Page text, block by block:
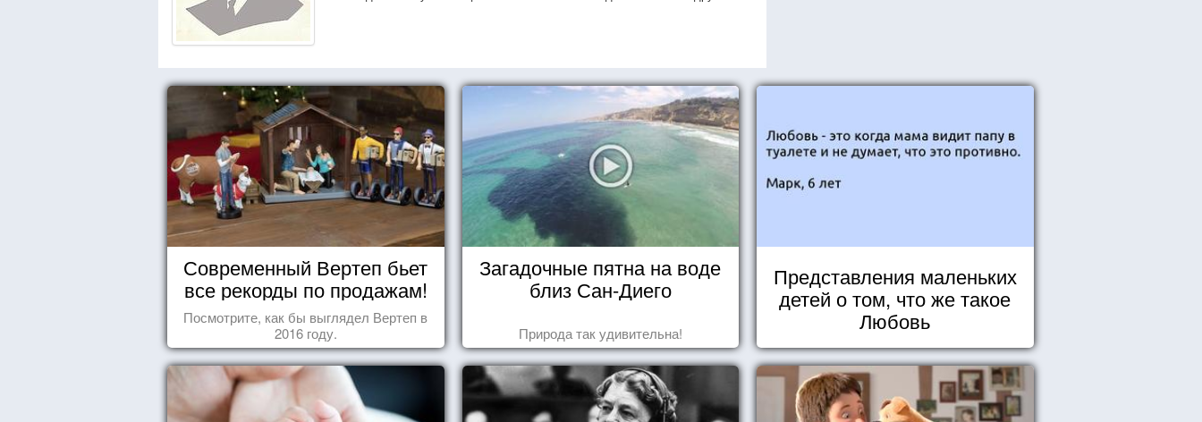
Современный Вертеп бьет
все рекорды по продажам!
Посмотрите, как бы выглядел Вертеп в
2016 году.
Загадочные пятна на воде
близ Сан-Диего
Природа так удивительна!
Представления маленьких
детей о том, что же такое
Любовь